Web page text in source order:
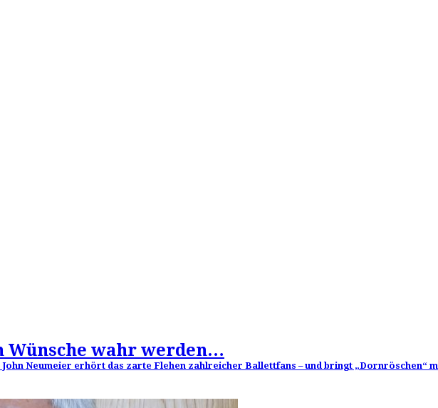
wahr werden…
Neumeier erhört das zarte Flehen zahlreicher Ballettfans – und bringt „Dornröschen“